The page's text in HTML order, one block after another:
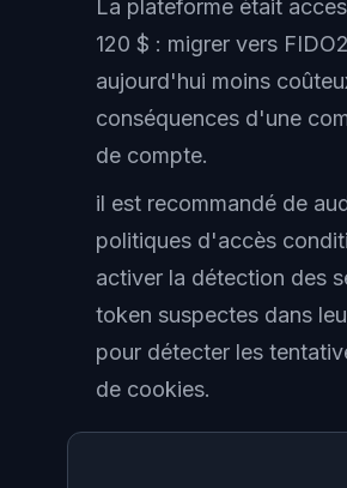
La plateforme était
120 $ : migrer vers
aujourd'hui moins
conséquences d'une
de compte.
il est recommandé de
politiques d'accès
activer la détection des
token suspectes dans
pour détecter les
de cookies.